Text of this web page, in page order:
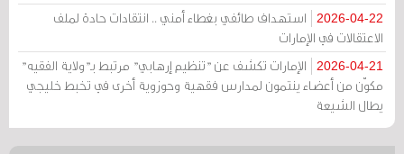
2026-04-22
استهداف طائفي بغطاء أمني .. انتقادات حادة لملف
الاعتقالات في الإمارات
2026-04-21
الإمارات تكشف عن "تنظيم إرهابي" مرتبط بـ"ولاية الفقيه"
مكوّن من أعضاء ينتمون لمدارس فقهية وحوزوية أخرى في تخبط خليجي
يطال الشيعة